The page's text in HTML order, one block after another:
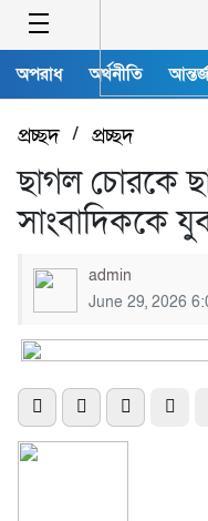
অপরাধ অর্থনীতি
প্রচ্ছদ/ প্রচ্ছদ
ছাগল চোরকে
সাংবাদিককে
admin
June 29, 2026